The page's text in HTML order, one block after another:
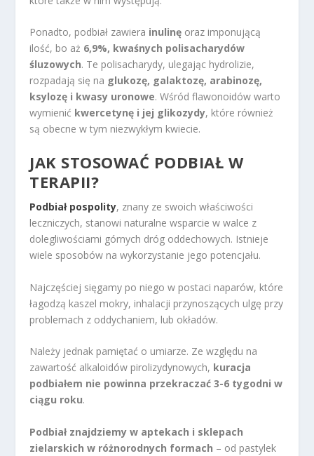
Ponadto, podbiał zawiera inulinę oraz imponującą
ilość, bo aż 6,9%, kwaśnych polisacharydów
śluzowych. Te polisacharydy, ulegając hydrolizie,
rozpadają się na glukozę, galaktozę, arabinozę,
ksylozę i kwasy uronowe. Wśród flawonoidów warto
wymienić kwercetynę i jej glikozydy, które również
są obecne w tym niezwykłym kwiecie.
JAK STOSOWAĆ PODBIAŁ W
TERAPII?
Podbiał pospolity, znany ze swoich właściwości
leczniczych, stanowi naturalne wsparcie w walce z
dolegliwościami górnych dróg oddechowych. Istnieje
wiele sposobów na wykorzystanie jego potencjału.
Najczęściej sięgamy po niego w postaci naparów, które
łagodzą kaszel mokry, inhalacji przynoszących ulgę przy
problemach z oddychaniem, lub okładów.
Należy jednak pamiętać o umiarze. Ze względu na
zawartość alkaloidów pirolizydynowych, kuracja
podbiałem nie powinna przekraczać 3-6 tygodni w
ciągu roku.
Podbiał znajdziemy w aptekach i sklepach
zielarskich w różnorodnych formach – od pastylek